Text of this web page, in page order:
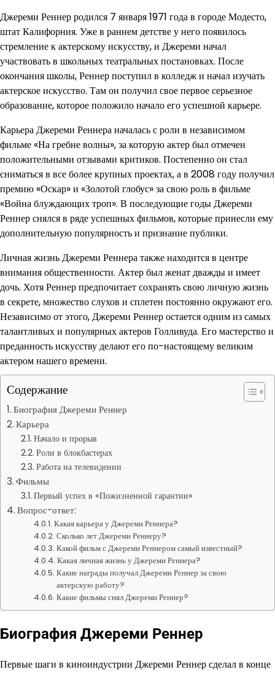
Джереми Реннер родился 7 января 1971 года в городе Модесто,
штат Калифорния. Уже в раннем детстве у него появилось
стремление к актерскому искусству, и Джереми начал
участвовать в школьных театральных постановках. После
окончания школы, Реннер поступил в колледж и начал изучать
актерское искусство. Там он получил свое первое серьезное
образование, которое положило начало его успешной карьере.
Карьера Джереми Реннера началась с роли в независимом
фильме «На гребне волны», за которую актер был отмечен
положительными отзывами критиков. Постепенно он стал
сниматься в все более крупных проектах, а в 2008 году получил
премию «Оскар» и «Золотой глобус» за свою роль в фильме
«Война блуждающих троп». В последующие годы Джереми
Реннер снялся в ряде успешных фильмов, которые принесли ему
дополнительную популярность и признание публики.
Личная жизнь Джереми Реннера также находится в центре
внимания общественности. Актер был женат дважды и имеет
дочь. Хотя Реннер предпочитает сохранять свою личную жизнь
в секрете, множество слухов и сплетен постоянно окружают его.
Независимо от этого, Джереми Реннер остается одним из самых
талантливых и популярных актеров Голливуда. Его мастерство и
преданность искусству делают его по-настоящему великим
актером нашего времени.
Содержание
Биография Джереми Реннер
Карьера
Начало и прорыв
Роли в блокбастерах
Работа на телевидении
Фильмы
Первый успех в «Пожизненной гарантии»
Вопрос-ответ:
Какая карьера у Джереми Реннера?
Сколько лет Джереми Реннеру?
Какой фильм с Джереми Реннером самый известный?
Какая личная жизнь у Джереми Реннера?
Какие награды получал Джереми Реннер за свою
актерскую работу?
Какие фильмы снял Джереми Реннер?
Биография Джереми Реннер
Первые шаги в киноиндустрии Джереми Реннер сделал в конце